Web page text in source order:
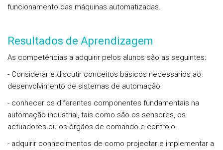
funcionamento das máquinas automatizadas.
Resultados de Aprendizagem
As competências a adquirir pelos alunos são as seguintes:
- Considerar e discutir conceitos básicos necessários ao
desenvolvimento de sistemas de automação.
- conhecer os diferentes componentes fundamentais na
automação industrial, tais como são os sensores, os
actuadores ou os órgãos de comando e controlo.
- adquirir conhecimentos de como projectar e implementar a